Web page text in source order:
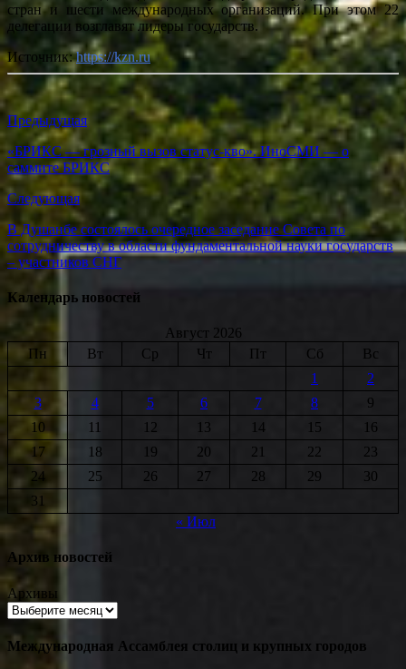
стран и шести международных организаций. При этом 22
делегации возглавят лидеры государств.
Источник:https://kzn.ru
Предыдущая
«БРИКС — грозный вызов статус-кво». ИноСМИ — о
саммите БРИКС
Следующая
В Душанбе состоялось очередное заседание Совета по
сотрудничеству в области фундаментальной науки государств
– участников СНГ
Календарь новостей
Август 2026
Пн
Вт Ср Чт Пт Сб
Вс
1
2
3
4 5 6 7 8
9
10
11 12 13 14 15
16
17
18 19 20 21 22
23
24
25 26 27 28 29
30
31
« Июл
Архив новостей
Архивы
Международная Ассамблея столиц и крупных городов